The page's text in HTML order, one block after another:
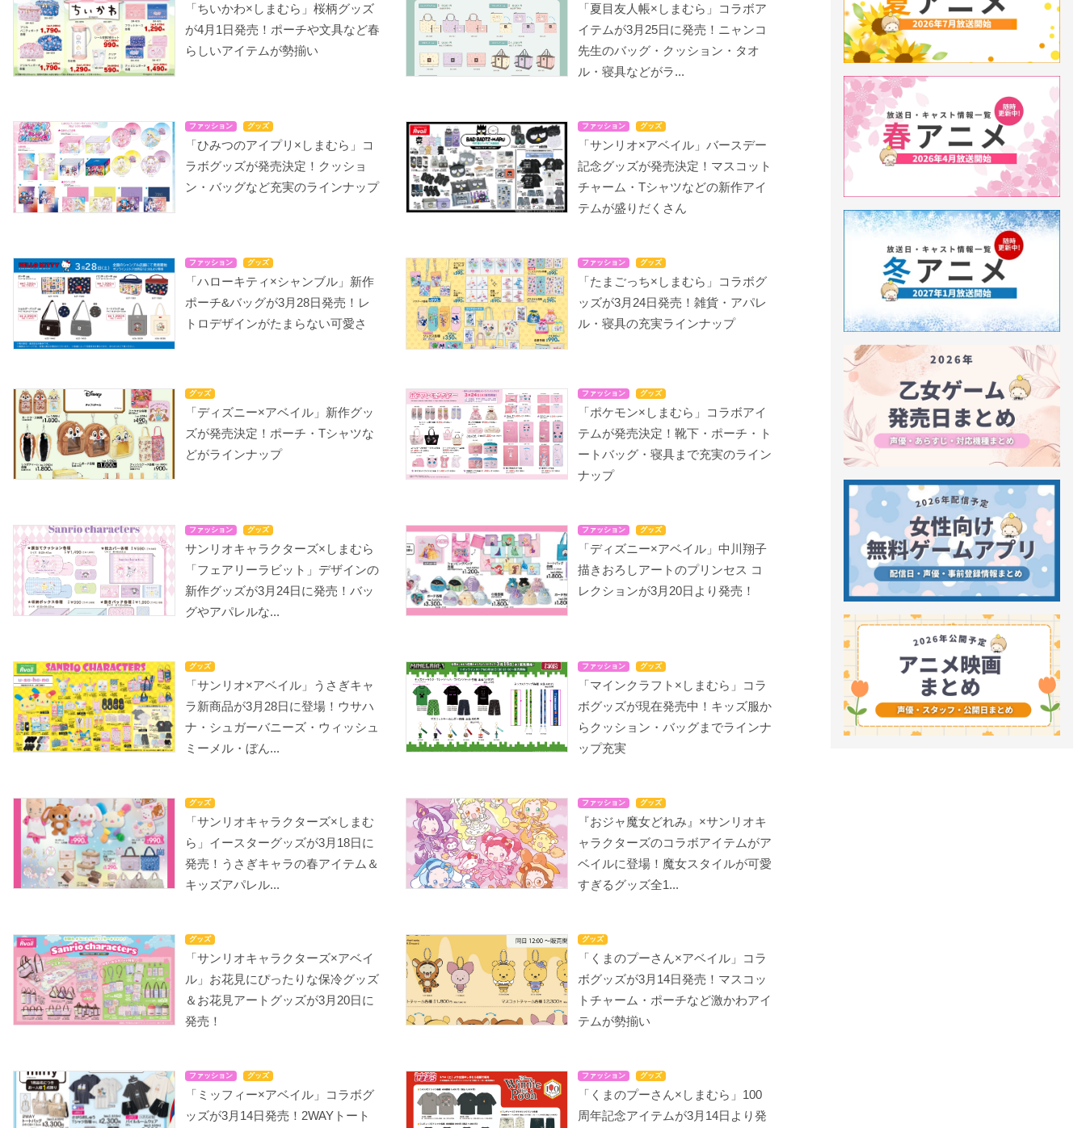
「ちいかわ×しまむら」桜柄グッズ
が4月1日発売！ポーチや文具など春
らしいアイテムが勢揃い
「夏目友人帳×しまむら」コラボア
イテムが3月25日に発売！ニャンコ
先生のバッグ・クッション・タオ
ル・寝具などがラ...
ファッション グッズ
「ひみつのアイプリ×しまむら」コ
ラボグッズが発売決定！クッショ
ン・バッグなど充実のラインナップ
ファッション グッズ
「サンリオ×アベイル」バースデー
記念グッズが発売決定！マスコット
チャーム・Tシャツなどの新作アイ
テムが盛りだくさん
ファッション グッズ
「ハローキティ×シャンブル」新作
ポーチ&バッグが3月28日発売！レ
トロデザインがたまらない可愛さ
ファッション グッズ
「たまごっち×しまむら」コラボグ
ッズが3月24日発売！雑貨・アパレ
ル・寝具の充実ラインナップ
グッズ
「ディズニー×アベイル」新作グッ
ズが発売決定！ポーチ・Tシャツな
どがラインナップ
ファッション グッズ
「ポケモン×しまむら」コラボアイ
テムが発売決定！靴下・ポーチ・ト
ートバッグ・寝具まで充実のライン
ナップ
ファッション グッズ
サンリオキャラクターズ×しまむら
「フェアリーラビット」デザインの
新作グッズが3月24日に発売！バッ
グやアパレルな...
ファッション グッズ
「ディズニー×アベイル」中川翔子
描きおろしアートのプリンセス コ
レクションが3月20日より発売！
グッズ
「サンリオ×アベイル」うさぎキャ
ラ新商品が3月28日に登場！ウサハ
ナ・シュガーバニーズ・ウィッシュ
ミーメル・ぼん...
ファッション グッズ
「マインクラフト×しまむら」コラ
ボグッズが現在発売中！キッズ服か
らクッション・バッグまでラインナ
ップ充実
グッズ
「サンリオキャラクターズ×しまむ
ら」イースターグッズが3月18日に
発売！うさぎキャラの春アイテム＆
キッズアパレル...
ファッション グッズ
『おジャ魔女どれみ』×サンリオキ
ャラクターズのコラボアイテムがア
ベイルに登場！魔女スタイルが可愛
すぎるグッズ全1...
グッズ
「サンリオキャラクターズ×アベイ
ル」お花見にぴったりな保冷グッズ
＆お花見アートグッズが3月20日に
発売！
グッズ
「くまのプーさん×アベイル」コラ
ボグッズが3月14日発売！マスコッ
トチャーム・ポーチなど激かわアイ
テムが勢揃い
ファッション グッズ
「ミッフィー×アベイル」コラボグ
ッズが3月14日発売！2WAYトート
ファッション グッズ
「くまのプーさん×しまむら」100
周年記念アイテムが3月14日より発